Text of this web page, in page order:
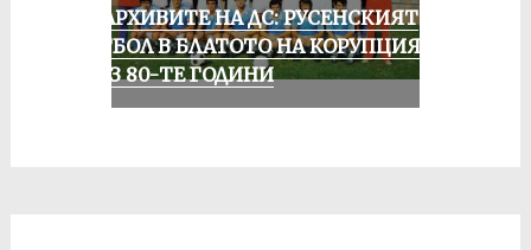
ИЗ АРХИВИТЕ НА ДС: РУСЕНСКИЯТ
ФУТБОЛ В БЛАТОТО НА КОРУПЦИЯТА
ПРЕЗ 80-ТЕ ГОДИНИ